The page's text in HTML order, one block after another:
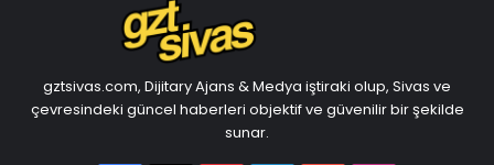
gztsivas.com, Dijitary Ajans & Medya iştiraki olup, Sivas ve
çevresindeki güncel haberleri objektif ve güvenilir bir şekilde
sunar.